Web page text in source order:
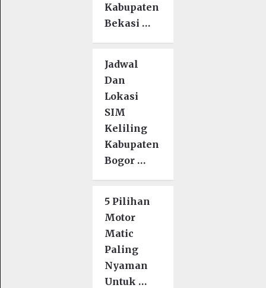
Kabupaten
Bekasi …
Jadwal
Dan
Lokasi
SIM
Keliling
Kabupaten
Bogor …
5 Pilihan
Motor
Matic
Paling
Nyaman
Untuk …